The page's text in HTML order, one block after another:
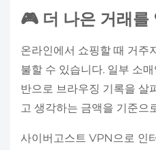
🎮 더 나은 거래를
온라인에서 쇼핑할 때 거주
불할 수 있습니다. 일부 소
반으로 브라우징 기록을 살
고 생각하는 금액을 기준으
사이버고스트 VPN으로 인